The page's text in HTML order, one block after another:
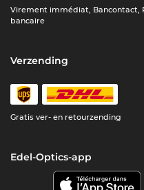
Virement immédiat, Bancontact,
bancaire
Verzending
Gratis ver- en retourzending
Edel-Optics-app